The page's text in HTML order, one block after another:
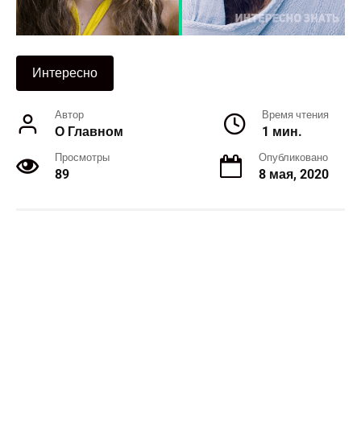
Интересно
Автор
О Главном
Время чтения
1 мин.
Просмотры
89
Опубликовано
8 мая, 2020